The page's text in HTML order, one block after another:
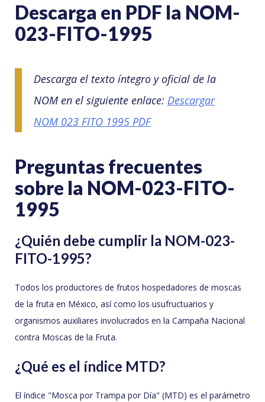
Descarga en PDF la NOM-
023-FITO-1995
Descarga el texto íntegro y oficial de la
NOM en el siguiente enlace: Descargar
NOM 023 FITO 1995 PDF
Preguntas frecuentes
sobre la NOM-023-FITO-
1995
¿Quién debe cumplir la NOM-023-
FITO-1995?
Todos los productores de frutos hospedadores de moscas
de la fruta en México, así como los usufructuarios y
organismos auxiliares involucrados en la Campaña Nacional
contra Moscas de la Fruta.
¿Qué es el índice MTD?
El índice "Mosca por Trampa por Día" (MTD) es el parámetro